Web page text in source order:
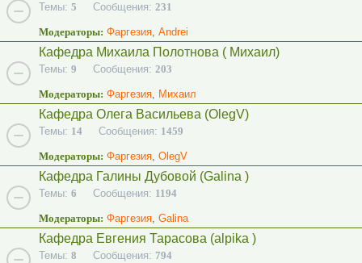
Темы: 5 Сообщения: 231
Модераторы: Фаргезия, Andrei
Кафедра Михаила Полотнова ( Михаил)
Темы: 9 Сообщения: 203
Модераторы: Фаргезия, Михаил
Кафедра Олега Васильева (OlegV)
Темы: 14 Сообщения: 1459
Модераторы: Фаргезия, OlegV
Кафедра Галины Дубовой (Galina )
Темы: 6 Сообщения: 1194
Модераторы: Фаргезия, Galina
Кафедра Евгения Тарасова (alpika )
Темы: 8 Сообщения: 794